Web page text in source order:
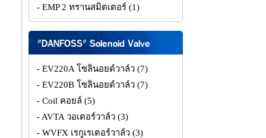
- EMP 2 ทรานสมิตเตอร์ (1)
"DANFOSS" Solenoid Valve
- EV220A โซลินอยด์วาล์ว (7)
- EV220B โซลินอยด์วาล์ว (7)
- Coil คอยล์ (5)
- AVTA วอเตอร์วาล์ว (3)
- WVFX เรกูเรเตอร์วาล์ว (3)